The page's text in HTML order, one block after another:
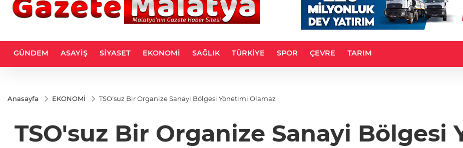
GÜNDEM ASAYİŞ SİYASET EKONOMİ SAĞLIK TÜRKİYE SPOR ÇEVRE TARIM
Anasayfa EKONOMİ TSO'suz Bir Organize Sanayi Bölgesi Yönetimi Olamaz
TSO'suz Bir Organize Sanayi Bölgesi